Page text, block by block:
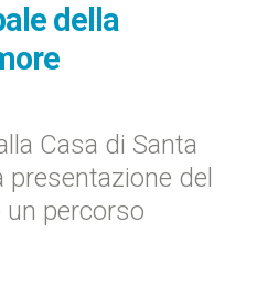
della
Casa di Santa
del
un percorso